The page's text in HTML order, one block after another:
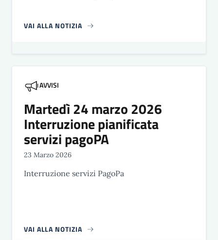
VAI ALLA NOTIZIA
AVVISI
Martedì 24 marzo 2026
Interruzione pianificata
servizi pagoPA
23 Marzo 2026
Interruzione servizi PagoPa
VAI ALLA NOTIZIA